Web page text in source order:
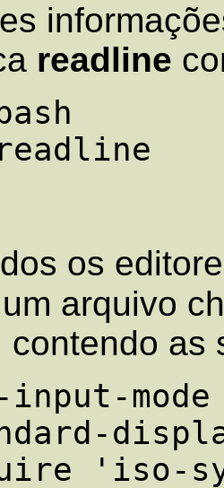
readline
os
arquivo
contendo as